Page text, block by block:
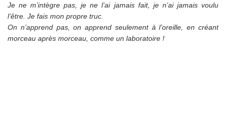
Je ne m’intègre pas, je ne l’ai jamais fait, je n’ai jamais voulu
l’être. Je fais mon propre truc.
On n’apprend pas, on apprend seulement à l’oreille, en créant
morceau après morceau, comme un laboratoire !